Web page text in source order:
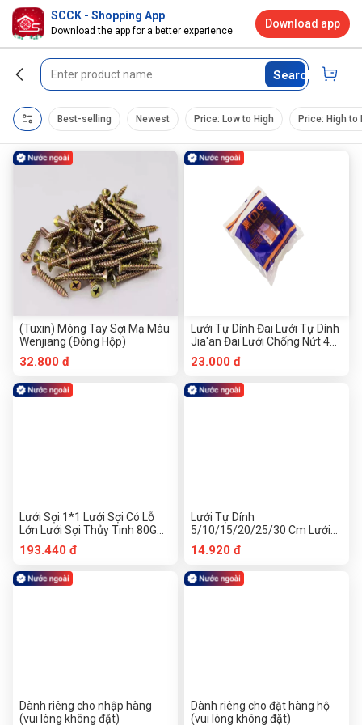
Search
Best-selling Newest Price: Low to High Price: High to
(Tuxin) Móng Tay Sợi Mạ Màu
Wenjiang (Đóng Hộp)
32.800 đ
Lưới Sợi 1*1 Lưới Sợi Có Lỗ
Lớn Lưới Sợi Thủy Tinh 80G
Lưới Sợi Thủy Tinh Lưới Nhũ
Tương Nồi Vàng Lưới Treo
Tường Ngoài Lưới Sợi Thủy
Tinh Lưới Sợi Thủy Tinh Lưới
193.440 đ
Dành riêng cho nhập hàng
(vui lòng không đặt)
Lưới Tự Dính Đai Lưới Tự Dính
Jia'an Đai Lưới Chống Nứt 40
M/70 M Đai Lưới Chống Nứt
Đai Lưới Mối Nối Đai Lưới
Chống Nứt Đai Lưới Chống
Nứt Đai Lưới Chống Nứt Đai
23.000 đ
Lưới Tự Dính
5/10/15/20/25/30 Cm Lưới
Tự Dính Đai Lưới Mối Nối Đai
Lưới Chống Nứt Đai Lưới
Chống Nứt Đai Lưới Tự Dính
14.920 đ
Dành riêng cho đặt hàng hộ
(vui lòng không đặt)
SCCK - Shopping App
Download the app for a better experience
Download app